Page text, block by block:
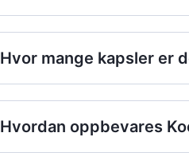
Hvor mange kapsler er
Hvordan oppbevares